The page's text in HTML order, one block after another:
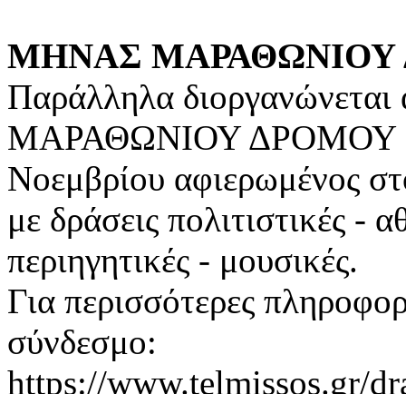
ΜΗΝΑΣ
Παράλληλα
ΜΑΡΑΘΩΝΙΟΥ ΔΡΟΜΟΥ
Νοεμβρίου αφιερωμένος
με δράσεις πολιτιστικές -
περιηγητικές - μουσικές.
Για περισσότερες
σύνδεσμο:
https://www.telmissos.gr/